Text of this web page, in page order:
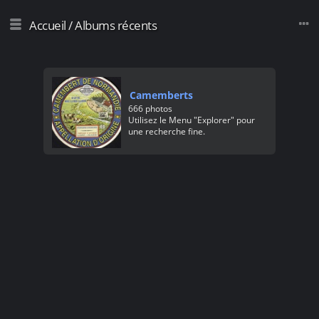
Accueil/Albums récents
Camemberts
666 photos
Utilisez le Menu "Explorer" pour
une recherche fine.